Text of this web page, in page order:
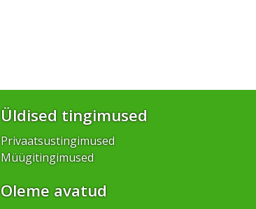
Üldised tingimused
Privaatsustingimused
Müügitingimused
Oleme avatud